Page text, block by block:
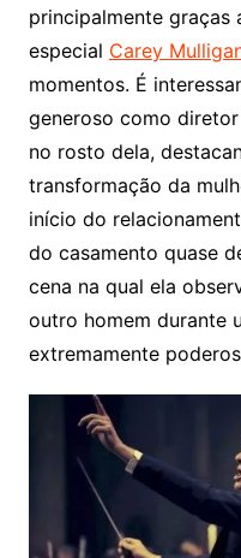
principalmente graças
especial Carey
momentos. É
generoso como
no rosto dela,
transformação da
início do
do casamento quase
cena na qual ela
outro homem durante
extremamente